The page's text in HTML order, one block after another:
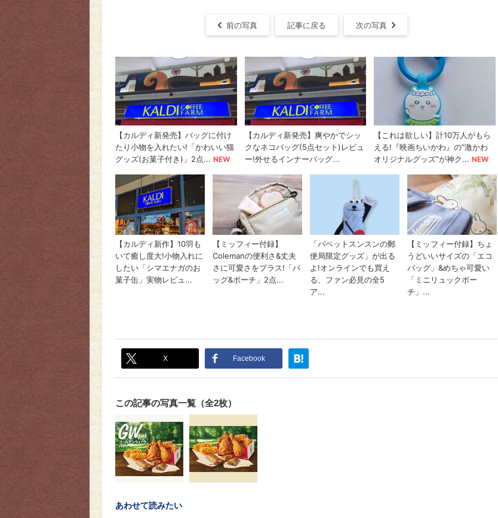
前の写真 記事に戻る 次の写真
X Facebook
この記事の写真一覧（全2枚）
あわせて読みたい